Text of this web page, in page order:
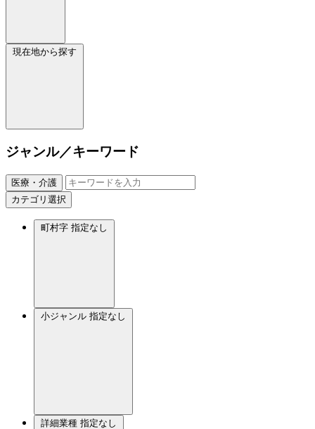
現在地から探す
ジャンル／キーワード
医療・介護
カテゴリ選択
町村字 指定なし
小ジャンル 指定なし
詳細業種 指定なし